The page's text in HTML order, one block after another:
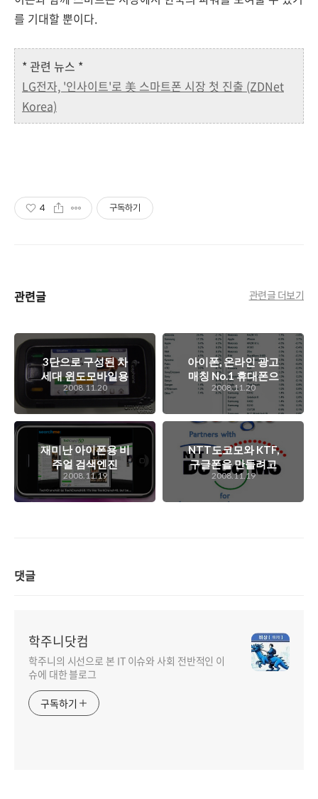
를 기대할 뿐이다.
* 관련 뉴스 *
LG전자, '인사이트'로 美 스마트폰 시장 첫 진출 (ZDNet
Korea)
4 구독하기
관련글 관련글 더보기
3단으로 구성된 차
세대 윈도모바일용
스마트폰
2008.11.20
아이폰, 온라인 광고
매칭 No.1 휴대폰으
로 선정 (AdMob 리
포트)
2008.11.20
재미난 아이폰용 비
주얼 검색엔진
SearchMe
2008.11.19
NTT도코모와 KTF,
구글폰을 만들려고
하는데...
2008.11.19
댓글
학주니닷컴
학주니의 시선으로 본 IT 이슈와 사회 전반적인 이
슈에 대한 블로그
구독하기